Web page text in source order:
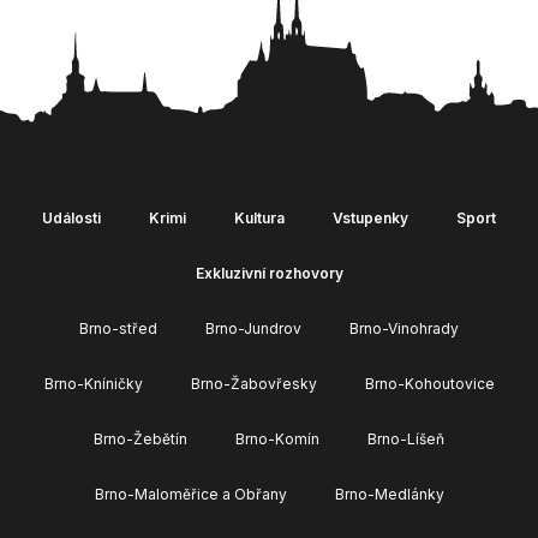
Události Krimi Kultura Vstupenky Sport
Exkluzivní rozhovory
Brno-střed Brno-Jundrov Brno-Vinohrady
Brno-Kníničky Brno-Žabovřesky Brno-Kohoutovice
Brno-Žebětín Brno-Komín Brno-Líšeň
Brno-Maloměřice a Obřany Brno-Medlánky